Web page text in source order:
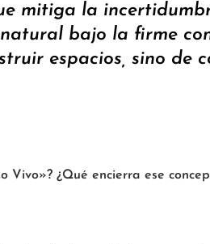
mitiga la
bajo la firme
espacios, sino de
Vivo»? ¿Qué encierra ese